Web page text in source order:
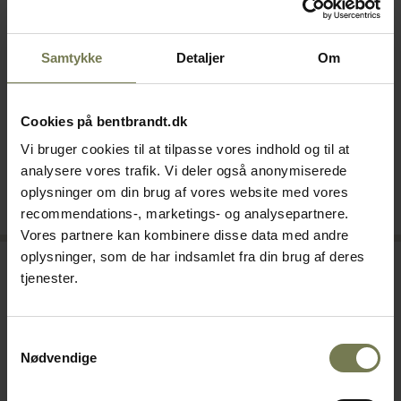
Samtykke Detaljer Om
Cookies på bentbrandt.dk
Vi bruger cookies til at tilpasse vores indhold og til at
analysere vores trafik. Vi deler også anonymiserede
oplysninger om din brug af vores website med vores
recommendations-, marketings- og analysepartnere.
Vores partnere kan kombinere disse data med andre
oplysninger, som de har indsamlet fra din brug af deres
tjenester.
Nødvendige
1/1 GN
Varenr: 85050112
Din pris (ekskl. moms)
Bestillingsvare
Læg i kurv
Gastro 1906-18 bakkevogn
1/1 GN
Varenr: 85050111
Bestillingsvare
Læg i kurv